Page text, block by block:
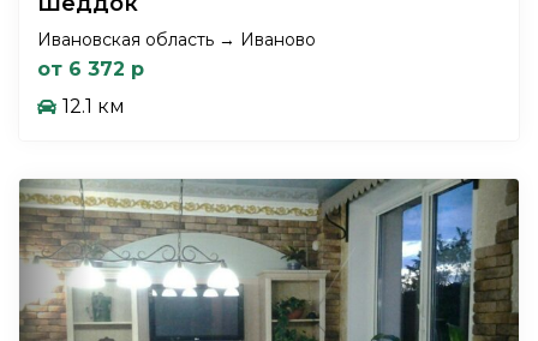
Ивановская область → Иваново
от 6 372 р
12.1 км